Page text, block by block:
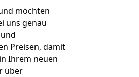
möchten
uns genau
und
Preisen, damit
Ihrem neuen
über